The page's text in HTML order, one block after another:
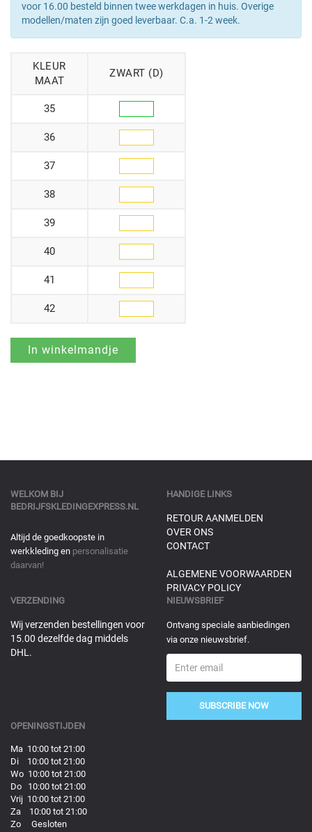
voor 16.00 besteld binnen twee werkdagen in huis. Overige
modellen/maten zijn goed leverbaar. C.a. 1-2 week.
KLEUR
MAAT
ZWART (D)
35
36
37
38
39
40
41
42
WELKOM BIJ
BEDRIJFSKLEDINGEXPRESS.NL
Altijd de goedkoopste in
werkkleding en personalisatie
daarvan!
HANDIGE LINKS
RETOUR AANMELDEN
OVER ONS
CONTACT
ALGEMENE VOORWAARDEN
PRIVACY POLICY
VERZENDING
Wij verzenden bestellingen voor
15.00 dezelfde dag middels
DHL.
NIEUWSBRIEF
Ontvang speciale aanbiedingen
via onze nieuwsbrief.
SUBSCRIBE NOW
OPENINGSTIJDEN
Ma 10:00 tot 21:00
Di 10:00 tot 21:00
Wo 10:00 tot 21:00
Do 10:00 tot 21:00
Vrij 10:00 tot 21:00
Za 10:00 tot 21:00
Zo Gesloten